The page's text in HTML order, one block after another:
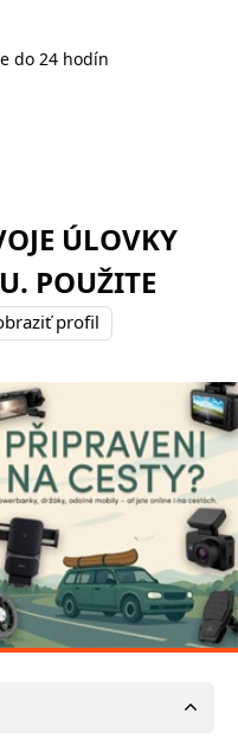
do 24 hodín
ÚLOVKY
POUŽITE
profil